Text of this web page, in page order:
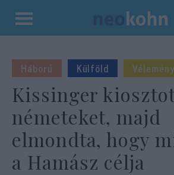
Kilépés
tartalomba
Háború Külföld Vélemény
Kissinger
németeket, majd
elmondta, hogy
a Hamász célja